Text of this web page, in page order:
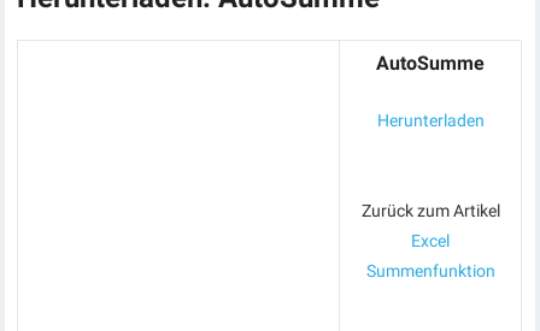
AutoSumme
Herunterladen
Zurück zum Artikel
Excel
Summenfunktion